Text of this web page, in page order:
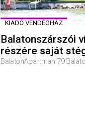
KIADÓ VENDÉGHÁZ
Balatonszárszói
részére saját
BalatonApartman 79